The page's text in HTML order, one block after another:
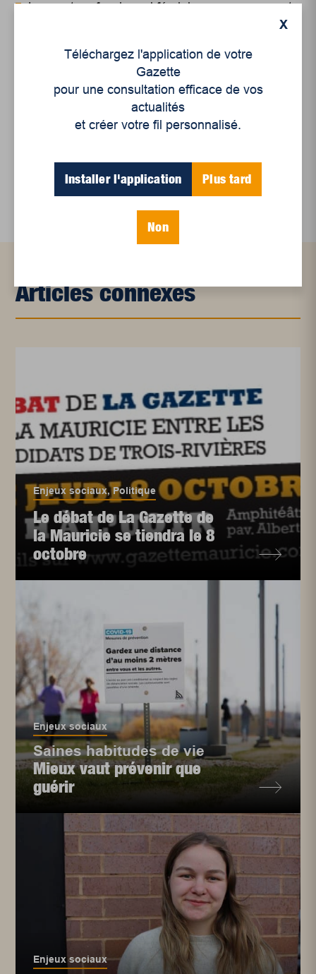
Le sport professionnel féminin : en mouvement,
Et les politiques peinent à suivre
Le sommeil, nouveau défi de santé publique
Mots-clés
québec
Articles connexes
Enjeux sociaux,Politique
Le débat de La Gazette de
la Mauricie se tiendra le 8
octobre
Enjeux sociaux
Saines habitudes de vie
Mieux vaut prévenir que
guérir
Enjeux sociaux
X
Téléchargez l'application de votre
Gazette
pour une consultation efficace de vos
actualités
et créer votre fil personnalisé.
Installer l'application Plus tard
Non